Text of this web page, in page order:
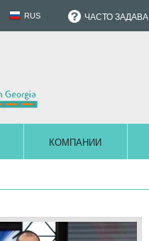
RUS ЧАСТО
КОМПАНИИ